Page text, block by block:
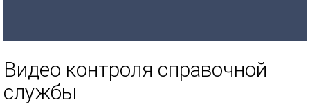
Видео контроля справочной
службы